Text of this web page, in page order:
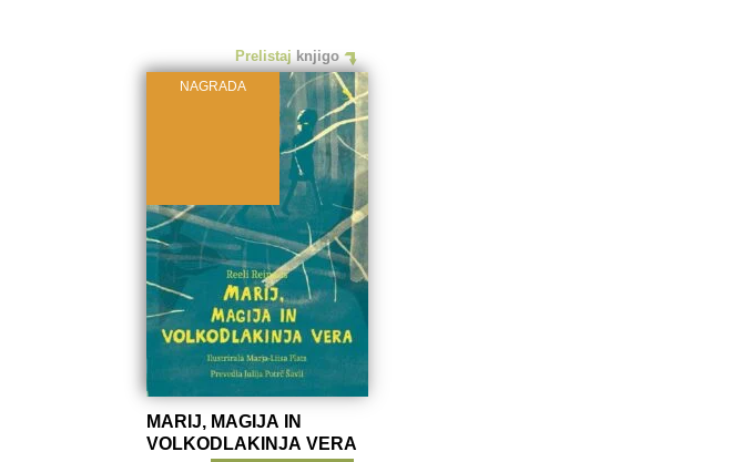
Prelistaj knjigo
NAGRADA
MARIJ, MAGIJA IN
VOLKODLAKINJA VERA